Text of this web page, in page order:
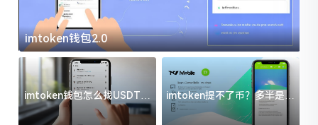
imtoken钱包2.0
imtoken钱包怎么找USDT地
址？三步搞定不踩坑
imtoken提不了币？多半是这
几件事没处理好